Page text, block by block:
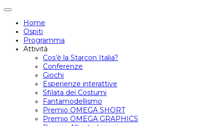
Attiva/disattiva
navigazione
Home
Ospiti
Programma
Attività
Cos’è la Starcon Italia?
Conferenze
Giochi
Esperienze interattive
Sfilata dei Costumi
Fantamodellismo
Premio OMEGA SHORT
Premio OMEGA GRAPHICS